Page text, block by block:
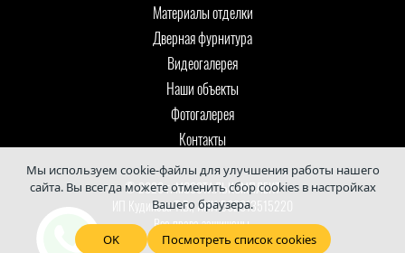
Материалы отделки
Дверная фурнитура
Видеогалерея
Наши объекты
Фотогалерея
Контакты
© 2026 г. МОССТАЛЬКОМПЛЕКТ
ИП Кудинова Т.В., ИНН 502013515220
Все права защищены.
Мы используем cookie-файлы для улучшения работы нашего
сайта. Вы всегда можете отменить сбор cookies в настройках
Вашего браузера.
OK Посмотреть список cookies